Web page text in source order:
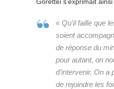
« Qu’il faille que
soient
de réponse du
pour autant, on
d’intervenir. On a
de rejoindre les